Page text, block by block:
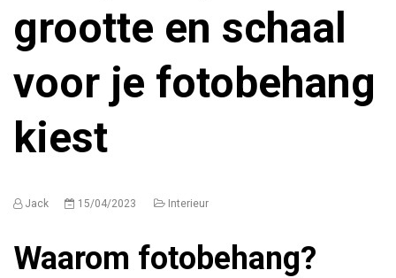
grootte en schaal
voor je fotobehang
kiest
Jack 15/04/2023 Interieur
Waarom fotobehang?